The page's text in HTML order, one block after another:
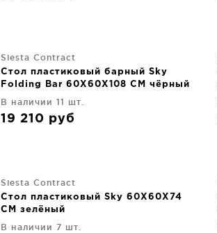
Siesta Contract
Стол пластиковый барный Sky
Folding Bar 60X60X108 CM чёрный
В наличии 11 шт.
19 210 руб
Siesta Contract
Стол пластиковый Sky 60X60X74
CM зелёный
В наличии 7 шт.